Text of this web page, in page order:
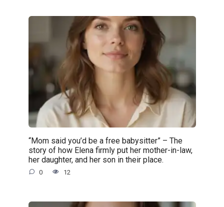
“Mom said you’d be a free babysitter” – The
story of how Elena firmly put her mother-in-law,
her daughter, and her son in their place.
0 12